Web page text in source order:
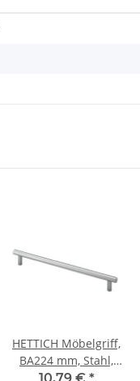
HETTICH Möbelgriff,
BA224 mm, Stahl,
Aluminium-Optik,